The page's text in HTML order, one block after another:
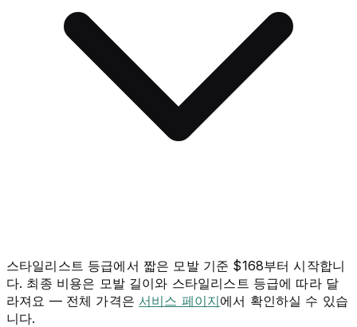
스타일리스트 등급에서 짧은 모발 기준 $168부터 시작합니
다. 최종 비용은 모발 길이와 스타일리스트 등급에 따라 달
라져요 — 전체 가격은서비스 페이지에서 확인하실 수 있습
니다.